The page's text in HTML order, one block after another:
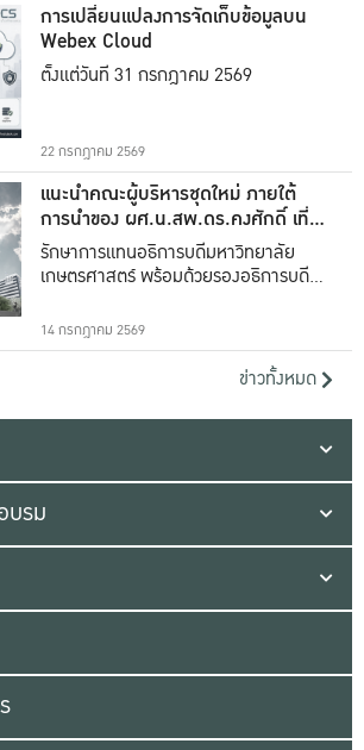
การเปลี่ยนแปลงการจัดเก็บข้อมูลบน
Webex Cloud
ตั้งแต่วันที่ 31 กรกฎาคม 2569
22 กรกฎาคม 2569
แนะนำคณะผู้บริหารชุดใหม่ ภายใต้
การนำของ ผศ.น.สพ.ดร.คงศักดิ์ เที่ยง
ธรรม
รักษาการแทนอธิการบดีมหาวิทยาลัย
เกษตรศาสตร์ พร้อมด้วยรองอธิการบดีทั้ง
14 กรกฎาคม 2569
ข่าวทั้งหมด
บรม